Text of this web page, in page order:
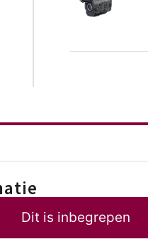
Dit is inbegrepen